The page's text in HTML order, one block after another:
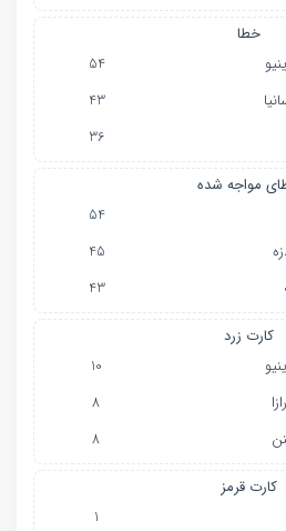
خطا
54
43
36
مواجه شده
54
45
43
کارت زرد
10
8
8
کارت قرمز
1